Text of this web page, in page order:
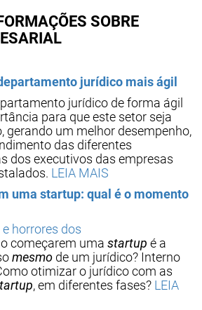
SOBRE
jurídico mais ágil
jurídico de forma ágil
para que este setor seja
gerando um melhor desempenho,
das diferentes
dos executivos das empresas
LEIA MAIS
uma startup: qual é o momento
horrores dos
começarem uma startup é a
mesmo de um jurídico? Interno
otimizar o jurídico com as
, em diferentes fases? LEIA